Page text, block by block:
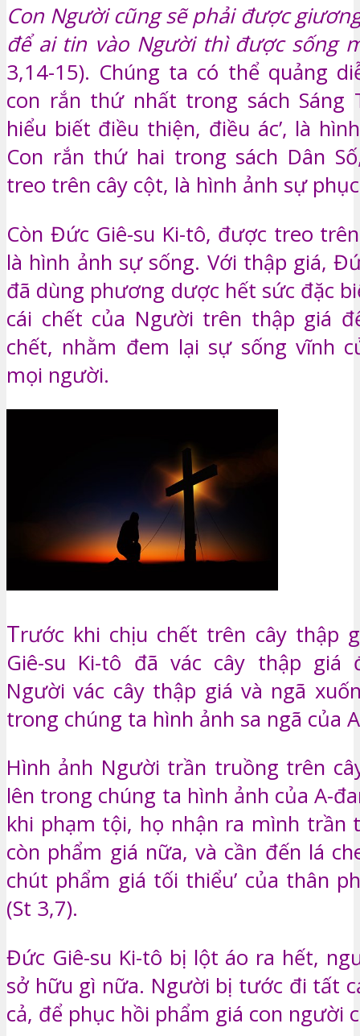
Con Người cũng sẽ phải được
để ai tin vào Người thì được sống
3,14-15). Chúng ta có thể quảng
con rắn thứ nhất trong sách Sáng
hiểu biết điều thiện, điều ác’, là
Con rắn thứ hai trong sách Dân
treo trên cây cột, là hình ảnh sự
Còn Đức Giê-su Ki-tô, được treo
là hình ảnh sự sống. Với thập giá,
đã dùng phương dược hết sức đặc
cái chết của Người trên thập giá
chết, nhằm đem lại sự sống vĩnh
mọi người.
Trước khi chịu chết trên cây thập
Giê-su Ki-tô đã vác cây thập giá
Người vác cây thập giá và ngã
trong chúng ta hình ảnh sa ngã của
Hình ảnh Người trần truồng trên
lên trong chúng ta hình ảnh của A-
khi phạm tội, họ nhận ra mình trần
còn phẩm giá nữa, và cần đến lá
chút phẩm giá tối thiểu’ của thân
(St 3,7).
Đức Giê-su Ki-tô bị lột áo ra hết,
sở hữu gì nữa. Người bị tước đi tất
cả, để phục hồi phẩm giá con người